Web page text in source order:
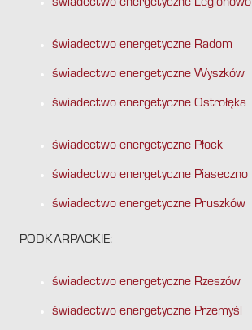
świadectwo energetyczne Legionowo
świadectwo energetyczne Radom
świadectwo energetyczne Wyszków
świadectwo energetyczne Ostrołęka
świadectwo energetyczne Płock
świadectwo energetyczne Piaseczno
świadectwo energetyczne Pruszków
PODKARPACKIE:
świadectwo energetyczne Rzeszów
świadectwo energetyczne Przemyśl